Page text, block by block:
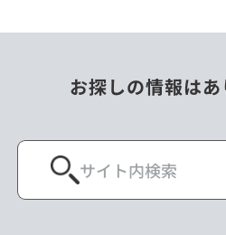
お探しの情報はあ